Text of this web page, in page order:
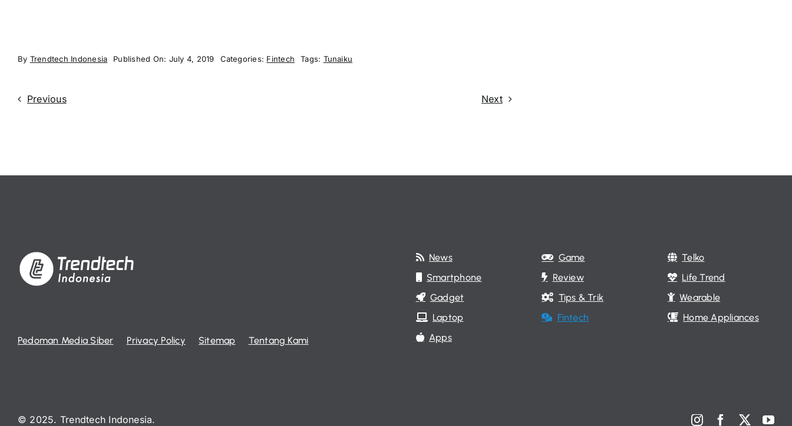
By Trendtech Indonesia Published On: July 4, 2019 Categories: Fintech Tags: Tunaiku
Previous Next
Pedoman Media Siber Privacy Policy Sitemap Tentang Kami
News
Smartphone
Gadget
Laptop
Apps
Game
Review
Tips & Trik
Fintech
Telko
Life Trend
Wearable
Home Appliances
© 2025. Trendtech Indonesia.